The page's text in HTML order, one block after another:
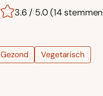
3.6 / 5.0 (14
Gezond Vegetarisch